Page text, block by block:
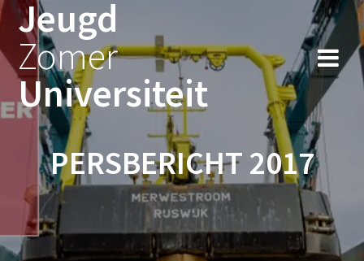
de
inhoud
Jeugd
Zomer
Universiteit
PERSBERICHT 2017